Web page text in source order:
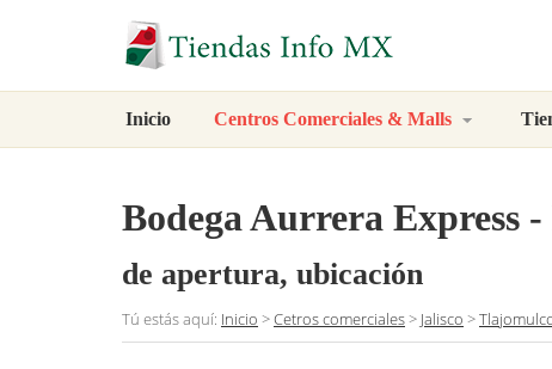
Inicio Centros Comerciales & Malls
Bodega Aurrera Express
de apertura, ubicación
Tú estás aquí: Inicio >Cetros comerciales> Jalisco >